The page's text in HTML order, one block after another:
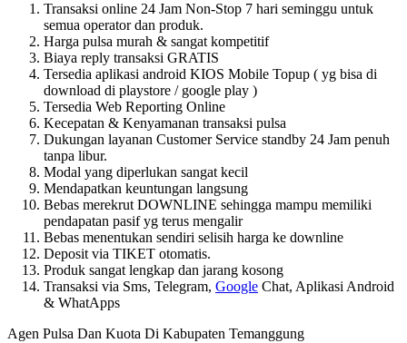
Transaksi online 24 Jam Non-Stop 7 hari seminggu untuk
semua operator dan produk.
Harga pulsa murah & sangat kompetitif
Biaya reply transaksi GRATIS
Tersedia aplikasi android KIOS Mobile Topup ( yg bisa di
download di playstore / google play )
Tersedia Web Reporting Online
Kecepatan & Kenyamanan transaksi pulsa
Dukungan layanan Customer Service standby 24 Jam penuh
tanpa libur.
Modal yang diperlukan sangat kecil
Mendapatkan keuntungan langsung
Bebas merekrut DOWNLINE sehingga mampu memiliki
pendapatan pasif yg terus mengalir
Bebas menentukan sendiri selisih harga ke downline
Deposit via TIKET otomatis.
Produk sangat lengkap dan jarang kosong
Transaksi via Sms, Telegram, Google Chat, Aplikasi Android
& WhatApps
Agen Pulsa Dan Kuota Di Kabupaten Temanggung